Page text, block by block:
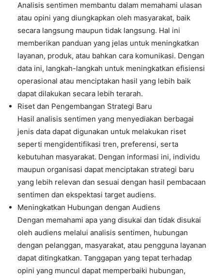
Analisis sentimen membantu dalam memahami ulasan
atau opini yang diungkapkan oleh masyarakat, baik
secara langsung maupun tidak langsung. Hal ini
memberikan panduan yang jelas untuk meningkatkan
layanan, produk, atau bahkan cara komunikasi. Dengan
data ini, langkah-langkah untuk meningkatkan efisiensi
operasional atau menciptakan hasil yang lebih baik
dapat dilakukan secara lebih terarah.
Riset dan Pengembangan Strategi Baru
Hasil analisis sentimen yang menyediakan berbagai
jenis data dapat digunakan untuk melakukan riset
seperti mengidentifikasi tren, preferensi, serta
kebutuhan masyarakat. Dengan informasi ini, individu
maupun organisasi dapat menciptakan strategi baru
yang lebih relevan dan sesuai dengan hasil pembacaan
sentimen dan ekspektasi target audiens.
Meningkatkan Hubungan dengan Audiens
Dengan memahami apa yang disukai dan tidak disukai
oleh audiens melalui analisis sentimen, hubungan
dengan pelanggan, masyarakat, atau pengguna layanan
dapat ditingkatkan. Tanggapan yang tepat terhadap
opini yang muncul dapat memperbaiki hubungan,